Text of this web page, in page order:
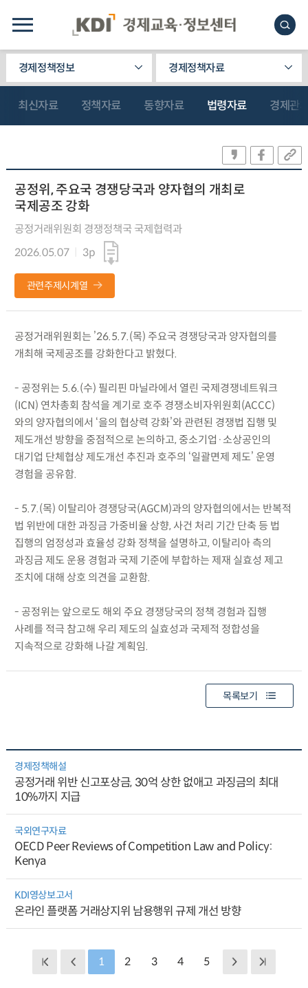
경제정책정보 경제정책자료
최신자료 정책자료 동향자료 법령자료 경제관
공정위, 주요국 경쟁당국과 양자협의 개최로
국제공조 강화
공정거래위원회 경쟁정책국 국제협력과
2026.05.07
3p
관련주제시계열
공정거래위원회는 ’26.5.7.(목) 주요국 경쟁당국과 양자협의를
개최해 국제공조를 강화한다고 밝혔다.
- 공정위는 5.6.(수) 필리핀 마닐라에서 열린 국제경쟁네트워크
(ICN) 연차총회 참석을 계기로 호주 경쟁소비자위원회(ACCC)
와의 양자협의에서 ‘을의 협상력 강화’와 관련된 경쟁법 집행 및
제도개선 방향을 중점적으로 논의하고, 중소기업·소상공인의
대기업 단체협상 제도개선 추진과 호주의 ‘일괄면제 제도’ 운영
경험을 공유함.
- 5.7.(목) 이탈리아 경쟁당국(AGCM)과의 양자협의에서는 반복적
법 위반에 대한 과징금 가중비율 상향, 사건 처리 기간 단축 등 법
집행의 엄정성과 효율성 강화 정책을 설명하고, 이탈리아 측의
과징금 제도 운용 경험과 국제 기준에 부합하는 제재 실효성 제고
조치에 대해 상호 의견을 교환함.
- 공정위는 앞으로도 해외 주요 경쟁당국의 정책 경험과 집행
사례를 적극 참고해 우리 제도의 실효성과 국제적 정합성을
지속적으로 강화해 나갈 계획임.
목록보기
경제정책해설
공정거래 위반 신고포상금, 30억 상한 없애고 과징금의 최대
10%까지 지급
국외연구자료
OECD Peer Reviews of Competition Law and Policy:
Kenya
KDI영상보고서
온라인 플랫폼 거래상지위 남용행위 규제 개선 방향
1 2 3 4 5